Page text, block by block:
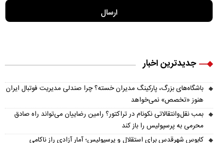
جدیدترین اخبار
باشگاه‌های بزرگ، پارکینگ مدیران خسته؟ چرا صندلی مدیریت فوتبال ایران
هنوز «تخصص» نمی‌خواهد
بمب نقل‌وانتقالاتی نکونام در تراکتور؟ رامین رضاییان می‌تواند راه صادق
محرمی به پرسپولیس را باز کند
کابوس شهرقدس برای استقلال و پرسپولیس؛ آمار آزادی راز ناکامی